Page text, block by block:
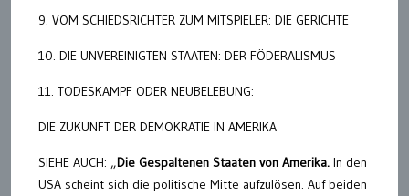
9. VOM SCHIEDSRICHTER ZUM MITSPIELER: DIE GERICHTE
10. DIE UNVEREINIGTEN STAATEN: DER FÖDERALISMUS
11. TODESKAMPF ODER NEUBELEBUNG:
DIE ZUKUNFT DER DEMOKRATIE IN AMERIKA
SIEHE AUCH: „Die Gespaltenen Staaten von Amerika. In den
USA scheint sich die politische Mitte aufzulösen. Auf beiden